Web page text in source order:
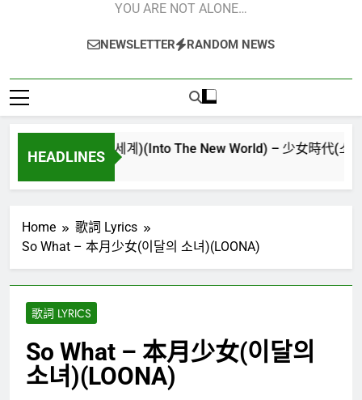
YOU ARE NOT ALONE…
NEWSLETTER RANDOM NEWS
HEADLINES
界(다시만난세계)(Into The New World) – 少女時代(소녀시대
Home
歌詞 Lyrics
So What – 本月少女(이달의 소녀)(LOONA)
歌詞 LYRICS
So What – 本月少女(이달의
소녀)(LOONA)